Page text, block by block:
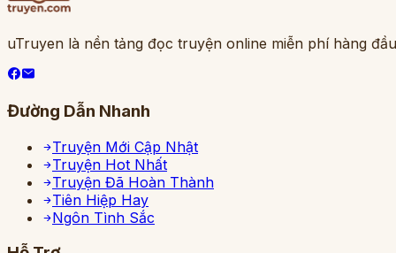
uTruyen là nền tảng đọc truyện online miễn phí hàng
Đường Dẫn Nhanh
Truyện Mới Cập Nhật
Truyện Hot Nhất
Truyện Đã Hoàn Thành
Tiên Hiệp Hay
Ngôn Tình Sắc